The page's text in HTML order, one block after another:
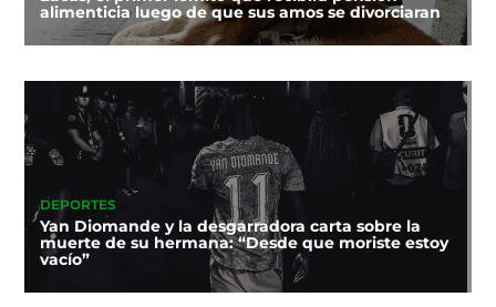
alimenticia luego de que sus amos se divorciaran
DEPORTES
Yan Diomande y la desgarradora carta sobre la
muerte de su hermana: “Desde que moriste estoy
vacío”